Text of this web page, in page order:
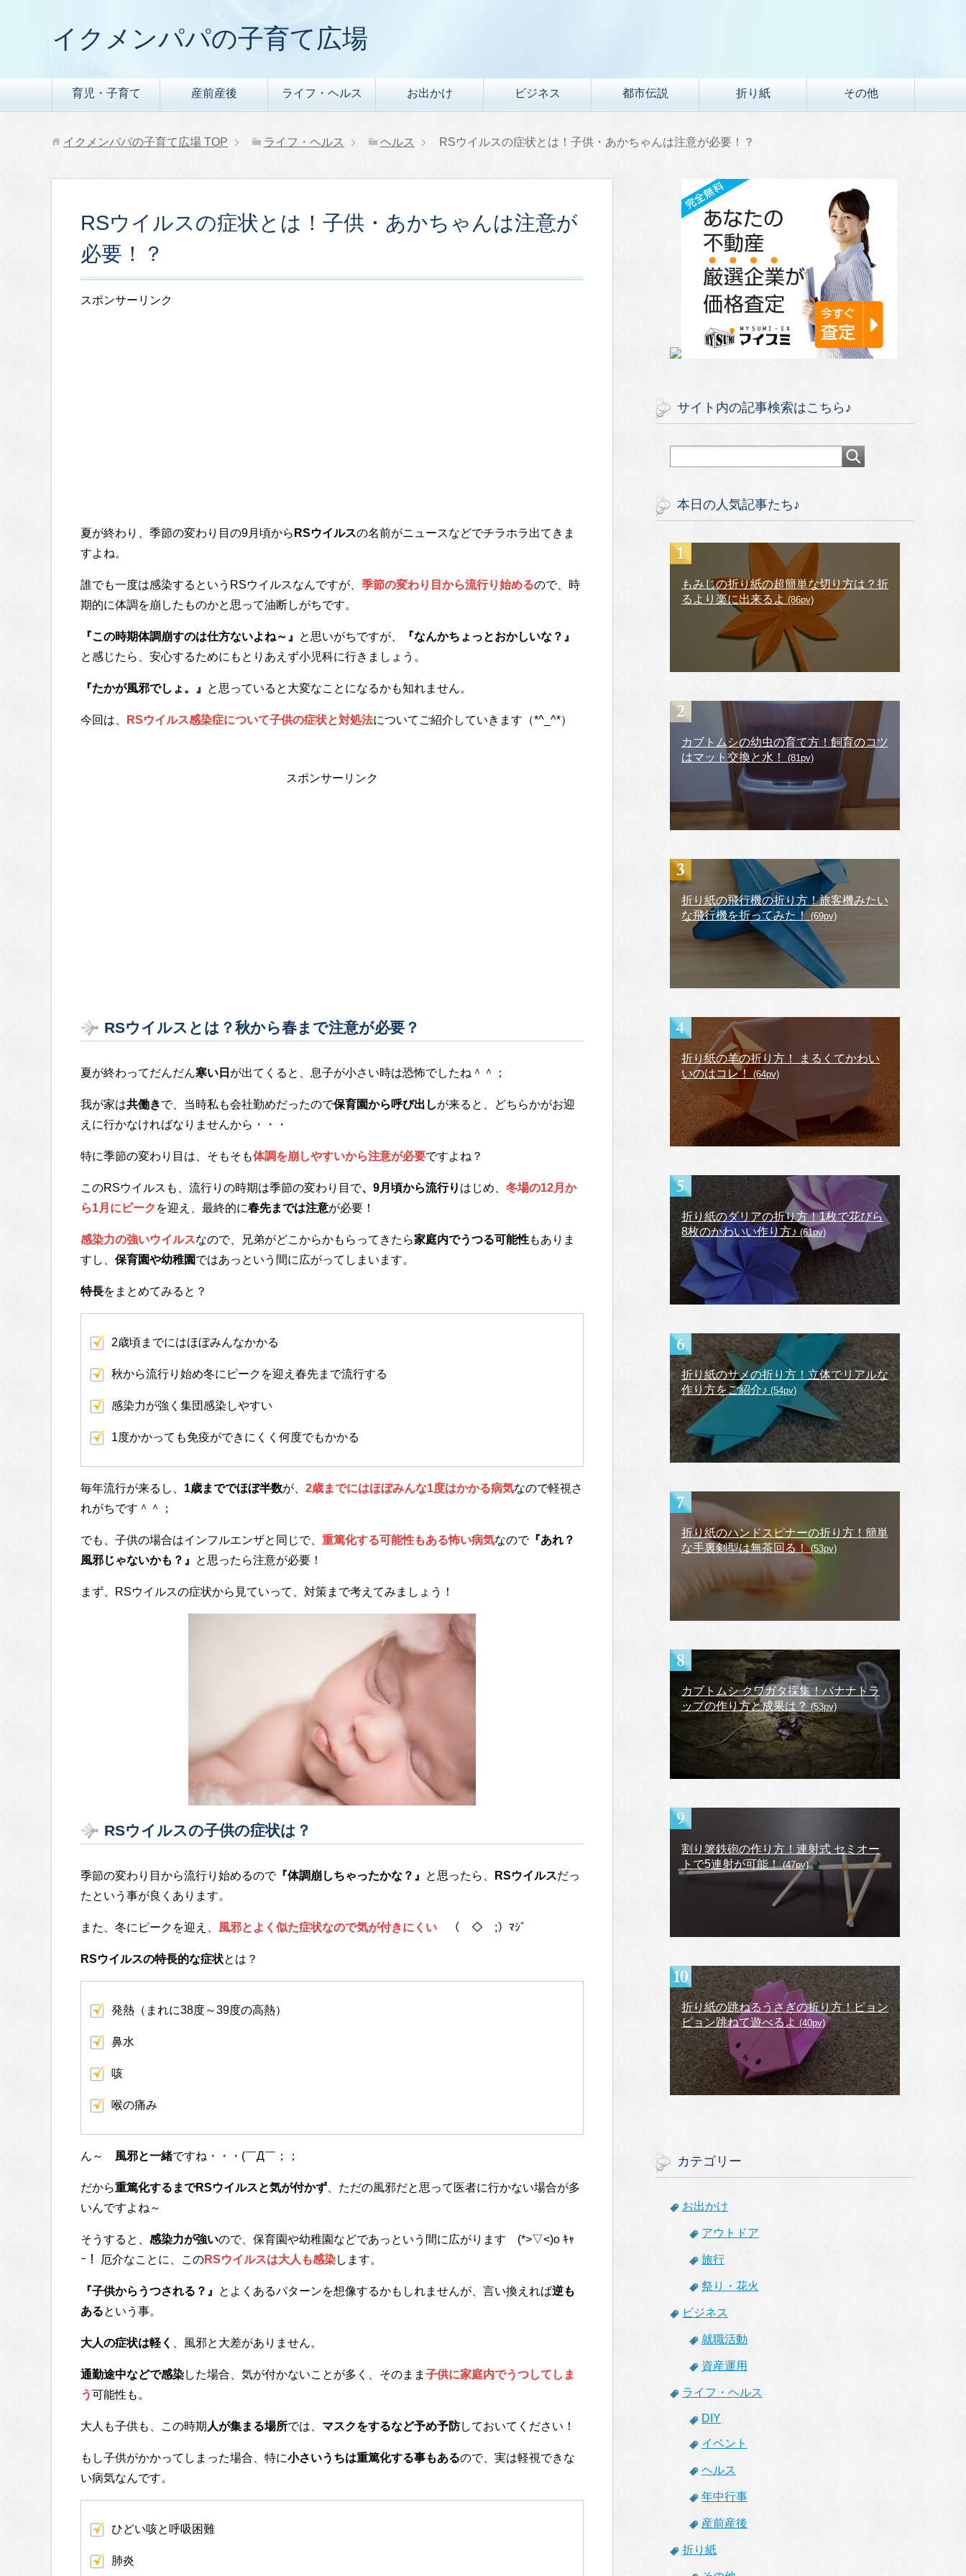
イクメンパパの子育て広場
育児・子育て 産前産後 ライフ・ヘルス お出かけ ビジネス 都市伝説 折り紙 その他
イクメンパパの子育て広場 TOP ライフ・ヘルス ヘルス RSウイルスの症状とは！子供・あかちゃんは注意が必要！？
RSウイルスの症状とは！子供・あかちゃんは注意が
必要！？
スポンサーリンク
夏が終わり、季節の変わり目の9月頃から RSウイルスの名前がニュースなどでチラホラ出てきま
すよね。
誰でも一度は感染するというRSウイルスなんですが、 季節の変わり目から流行り始めるので、時
期的に体調を崩したものかと思って油断しがちです。
『この時期体調崩すのは仕方ないよね～』 と思いがちですが、
『なんかちょっとおかしいな？』
と感じたら、安心するためにもとりあえず小児科に行きましょう。
『たかが風邪でしょ。』 と思っていると大変なことになるかも知れません。
今回は、 RSウイルス感染症について子供の症状と対処法についてご紹介していきます（*^_^*）
スポンサーリンク
RSウイルスとは？秋から春まで注意が必要？
夏が終わってだんだん寒い日 が出てくると、息子が小さい時は恐怖でしたね＾＾；
我が家は共働きで、当時私も会社勤めだったので保育園から呼び出しが来ると、どちらかがお迎
えに行かなければなりませんから・・・
特に季節の変わり目は、そもそも体調を崩しやすいから注意が必要ですよね？
このRSウイルスも、流行りの時期は季節の変わり目で、9月頃から流行り はじめ、 冬場の12月か
ら1月にピーク を迎え、最終的に春先までは注意が必要！
感染力の強いウイルスなので、兄弟がどこからかもらってきたら家庭内でうつる可能性もありま
すし、 保育園や幼稚園ではあっという間に広がってしまいます。
特長をまとめてみると？
2歳頃までにはほぼみんなかかる
秋から流行り始め冬にピークを迎え春先まで流行する
感染力が強く集団感染しやすい
1度かかっても免疫ができにくく何度でもかかる
毎年流行が来るし、 1歳まででほぼ半数が、 2歳までにはほぼみんな1度はかかる病気なので軽視さ
れがちです＾＾；
でも、子供の場合はインフルエンザと同じで、 重篤化する可能性もある怖い病気なので『あれ？
風邪じゃないかも？』
と思ったら注意が必要！
まず、RSウイルスの症状から見ていって、対策まで考えてみましょう！
RSウイルスの子供の症状は？
季節の変わり目から流行り始めるので『体調崩しちゃったかな？』 と思ったら、 RSウイルスだっ
たという事が良くあります。
また、冬にピークを迎え、 風邪とよく似た症状なので気が付きにくい （￣◇￣;）ﾏｼﾞ
RSウイルスの特長的な症状とは？
発熱（まれに38度～39度の高熱）
鼻水
咳
喉の痛み
ん～ 風邪と一緒ですね・・・(￣Д￣；；
だから重篤化するまでRSウイルスと気が付かず 、ただの風邪だと思って医者に行かない場合が多
いんですよね～
そうすると、 感染力が強いので、保育園や幼稚園などであっという間に広がります (*>▽<)o ｷｬ
ｰ！ 厄介なことに、このRSウイルスは大人も感染します。
『子供からうつされる？』 とよくあるパターンを想像するかもしれませんが、言い換えれば逆も
あるという事。
大人の症状は軽く 、風邪と大差がありません。
通勤途中などで感染した場合、気が付かないことが多く、そのまま 子供に家庭内でうつしてしま
う可能性も。
大人も子供も、この時期 人が集まる場所では、 マスクをするなど予め予防しておいてください！
もし子供がかかってしまった場合、特に小さいうちは重篤化する事もあるので、実は軽視できな
い病気なんです。
ひどい咳と呼吸困難
肺炎
サイト内の記事検索はこちら♪
本日の人気記事たち♪
もみじの折り紙の超簡単な切り方は？折
るより楽に出来るよ (86pv)
カブトムシの幼虫の育て方！飼育のコツ
はマット交換と水！
(81pv)
折り紙の飛行機の折り方！旅客機みたい
な飛行機を折ってみた！ (69pv)
折り紙の羊の折り方！ まるくてかわい
いのはコレ！
(64pv)
折り紙のダリアの折り方！1枚で花びら
8枚のかわいい作り方♪ (61pv)
折り紙のサメの折り方！立体でリアルな
作り方をご紹介♪ (54pv)
折り紙のハンドスピナーの折り方！簡単
な手裏剣型は無茶回る！(53pv)
カブトムシ クワガタ採集！バナナトラ
ップの作り方と成果は？ (53pv)
割り箸鉄砲の作り方！連射式 セミオー
トで5連射が可能！(47pv)
折り紙の跳ねるうさぎの折り方！ピョン
ピョン跳ねて遊べるよ (40pv)
カテゴリー
お出かけ
アウトドア
旅行
祭り・花火
ビジネス
就職活動
資産運用
ライフ・ヘルス
DIY
イベント
ヘルス
年中行事
産前産後
折り紙